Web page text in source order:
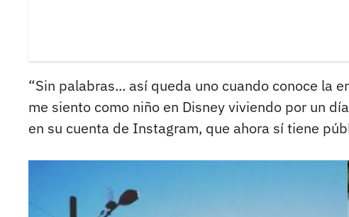
“Sin palabras... así queda uno cuando conoce la
me siento como niño en Disney viviendo por un
en su cuenta de Instagram, que ahora sí tiene